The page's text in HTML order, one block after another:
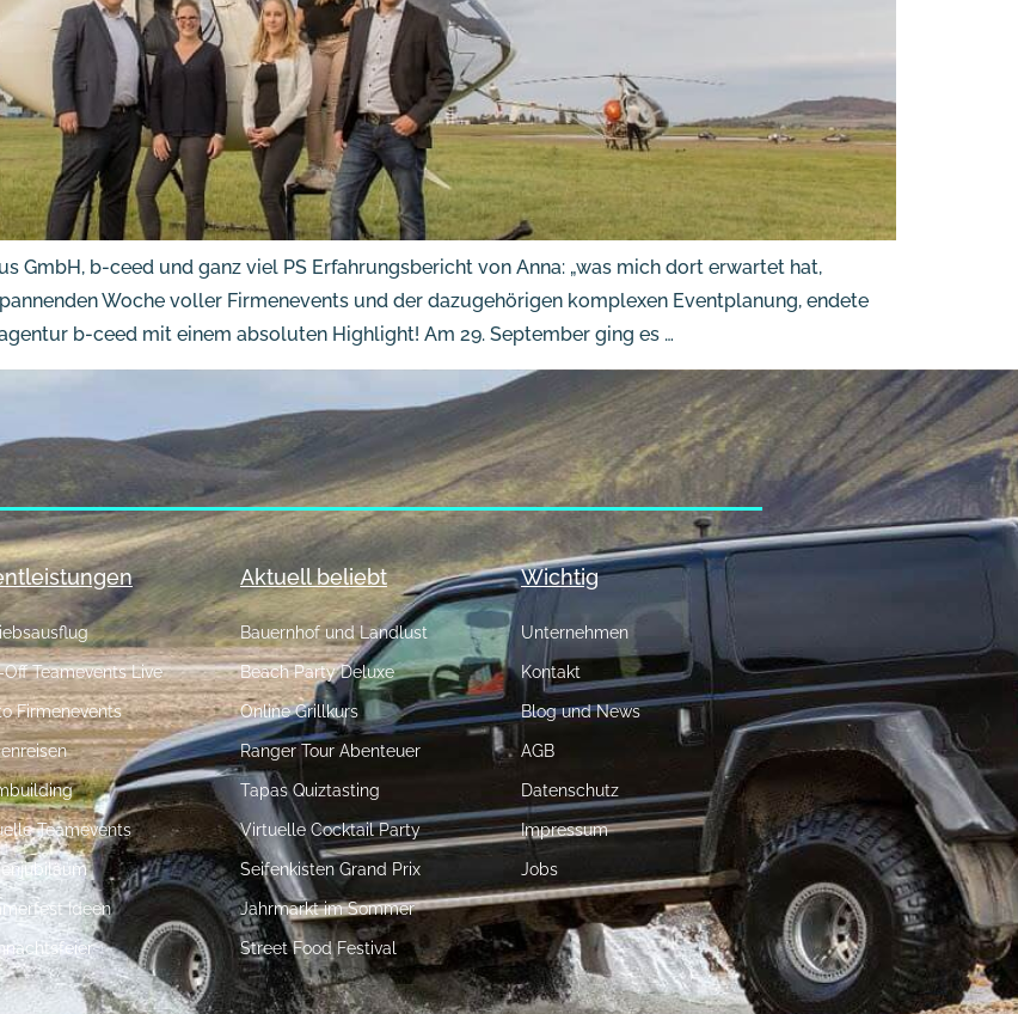
GmbH, b-ceed und ganz viel PS Erfahrungsbericht von Anna: „was mich dort erwartet hat,
Woche voller Firmenevents und der dazugehörigen komplexen Eventplanung, endete
b-ceed mit einem absoluten Highlight! Am 29. September ging es …
Off Teamevents Live
Firmenevents
Teamevents
Ideen
Aktuell beliebt
Bauernhof und Landlust
Beach Party Deluxe
Online Grillkurs
Ranger Tour Abenteuer
Tapas Quiztasting
Virtuelle Cocktail Party
Seifenkisten Grand Prix
Jahrmarkt im Sommer
Street Food Festival
Wichtig
Unternehmen
Kontakt
Blog und News
AGB
Datenschutz
Impressum
Jobs